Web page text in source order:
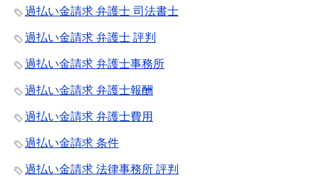
過払い金請求 弁護士 司法書士
過払い金請求 弁護士 評判
過払い金請求 弁護士事務所
過払い金請求 弁護士報酬
過払い金請求 弁護士費用
過払い金請求 条件
過払い金請求 法律事務所 評判